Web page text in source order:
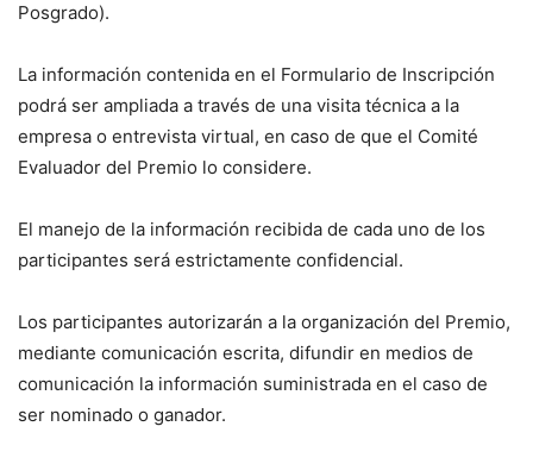
Posgrado).
La información contenida en el Formulario de Inscripción
podrá ser ampliada a través de una visita técnica a la
empresa o entrevista virtual, en caso de que el Comité
Evaluador del Premio lo considere.
El manejo de la información recibida de cada uno de los
participantes será estrictamente confidencial.
Los participantes autorizarán a la organización del Premio,
mediante comunicación escrita, difundir en medios de
comunicación la información suministrada en el caso de
ser nominado o ganador.